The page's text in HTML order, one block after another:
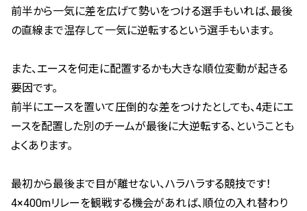
前半から一気に差を広げて勢いをつける選手もいれば、最後
の直線まで温存して一気に逆転するという選手もいます。
また、エースを何走に配置するかも大きな順位変動が起きる
要因です。
前半にエースを置いて圧倒的な差をつけたとしても、4走にエ
ースを配置した別のチームが最後に大逆転する、ということも
よくあります。
最初から最後まで目が離せない、ハラハラする競技です！
4×400mリレーを観戦する機会があれば、順位の入れ替わり